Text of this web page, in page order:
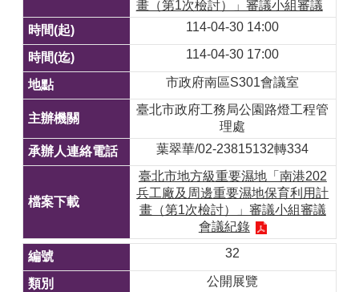
畫（第1次檢討）」審議小組審議
114-04-30 14:00
114-04-30 17:00
市政府南區S301會議室
臺北市政府工務局公園路燈工程管
理處
葉翠華/02-23815132轉334
臺北市地方級重要濕地「南港202
兵工廠及周邊重要濕地保育利用計
畫（第1次檢討）」審議小組審議
會議紀錄
32
公開展覽